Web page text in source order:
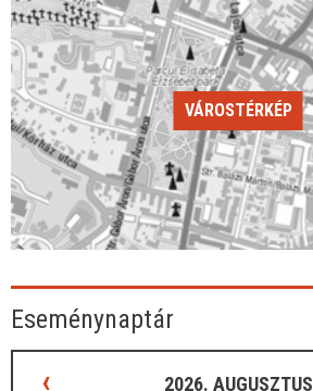
VÁROSTÉRKÉP
Eseménynaptár
‹ 2026. AUGUSZTUS